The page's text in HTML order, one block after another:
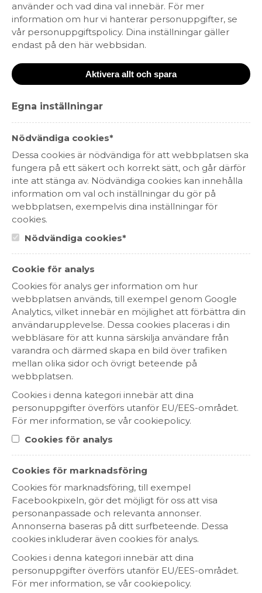
Ekologiskt
KRAV-märkt
Fairtrade
Fair for Life
Fair´n Green
WIETA
Château de Seguin Bordeaux
Supérieur
RÖTT VIN
Château de Seguin Bordeaux
Supérieur Magnum
249 kr
RÖTT VIN
använder och vad dina val innebär. För mer
information om hur vi hanterar personuppgifter, se
vår personuppgiftspolicy. Dina inställningar gäller
endast på den här webbsidan.
Aktivera allt och spara
Egna inställningar
Nödvändiga cookies*
Dessa cookies är nödvändiga för att webbplatsen ska
fungera på ett säkert och korrekt sätt, och går därför
inte att stänga av. Nödvändiga cookies kan innehålla
information om val och inställningar du gör på
webbplatsen, exempelvis dina inställningar för
cookies.
Nödvändiga cookies*
Cookie för analys
Cookies för analys ger information om hur
webbplatsen används, till exempel genom Google
Analytics, vilket innebär en möjlighet att förbättra din
användarupplevelse. Dessa cookies placeras i din
webbläsare för att kunna särskilja användare från
varandra och därmed skapa en bild över trafiken
mellan olika sidor och övrigt beteende på
webbplatsen.
Cookies i denna kategori innebär att dina
personuppgifter överförs utanför EU/EES-området.
För mer information, se vår cookiepolicy.
Cookies för analys
Cookies för marknadsföring
Cookies för marknadsföring, till exempel
Facebookpixeln, gör det möjligt för oss att visa
personanpassade och relevanta annonser.
Annonserna baseras på ditt surfbeteende. Dessa
cookies inkluderar även cookies för analys.
Cookies i denna kategori innebär att dina
personuppgifter överförs utanför EU/EES-området.
För mer information, se vår cookiepolicy.